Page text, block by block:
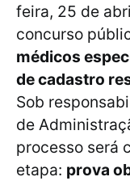
feira, 25 de
concurso
médicos
de cadastro
Sob
de
processo será
etapa: prova